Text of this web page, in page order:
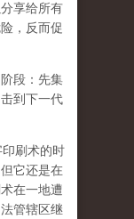
享给所有
，反而促
段：先集
到下一代
刷术的时
它还是在
在一地遭
管辖区继